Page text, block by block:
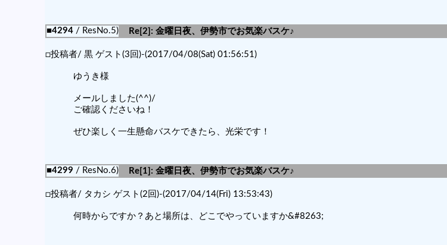
■4294/ ResNo.5)
Re[2]: 金曜日夜、伊勢市でお気楽バスケ♪
□投稿者/ 黒 ゲスト(3回)-(2017/04/08(Sat) 01:56:51)
ゆうき様
メールしました(^^)/
ご確認くださいね！
ぜひ楽しく一生懸命バスケできたら、光栄です！
■4299 / ResNo.6)
Re[1]: 金曜日夜、伊勢市でお気楽バスケ♪
□投稿者/ タカシ ゲスト(2回)-(2017/04/14(Fri) 13:53:43)
何時からですか？あと場所は、どこでやっていますか&#8263;